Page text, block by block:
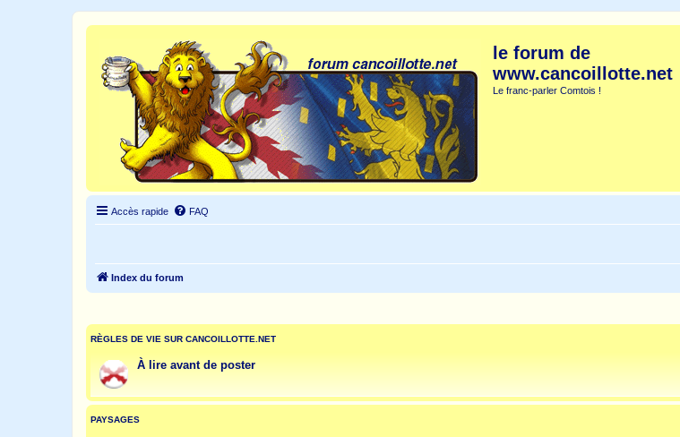
le forum de
www.cancoillotte.net
Le franc-parler Comtois !
Accès rapide FAQ
Index du forum
RÈGLES DE VIE SUR CANCOILLOTTE.NET
À lire avant de poster
PAYSAGES